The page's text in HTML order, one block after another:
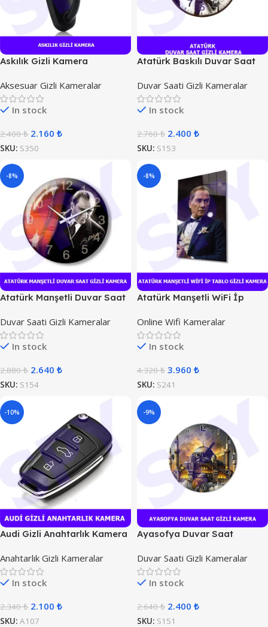
Askılık Gizli Kamera
Aksesuar Gizli Kameralar
In stock
2.400₺ 2.160 ₺
SKU: S350
Atatürk Baskılı Duvar Saat
Duvar Saati Gizli Kameralar
In stock
2.760₺ 2.400 ₺
SKU: S153
-8%
Atatürk Manşetli Duvar Saat
Duvar Saati Gizli Kameralar
In stock
2.880₺ 2.640 ₺
SKU: S154
-8%
Atatürk Manşetli WiFi İp
Online Wifi Kameralar
In stock
4.320₺ 3.960 ₺
SKU: S241
-10%
Audi Gizli Anahtarlık Kamera
Anahtarlık Gizli Kameralar
In stock
2.340₺ 2.100 ₺
SKU: A107
-9%
Ayasofya Duvar Saat
Duvar Saati Gizli Kameralar
In stock
2.640₺ 2.400 ₺
SKU: S151